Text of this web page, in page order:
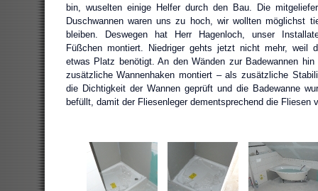
bin, wuselten einige Helfer durch den Bau. Die
Duschwannen waren uns zu hoch, wir wollten möglichst
bleiben. Deswegen hat Herr Hagenloch, unser
Füßchen montiert. Niedriger gehts jetzt nicht mehr, weil
etwas Platz benötigt. An den Wänden zur Badewannen
zusätzliche Wannenhaken montiert – als zusätzliche
die Dichtigkeit der Wannen geprüft und die Badewanne
befüllt, damit der Fliesenleger dementsprechend die Fliesen